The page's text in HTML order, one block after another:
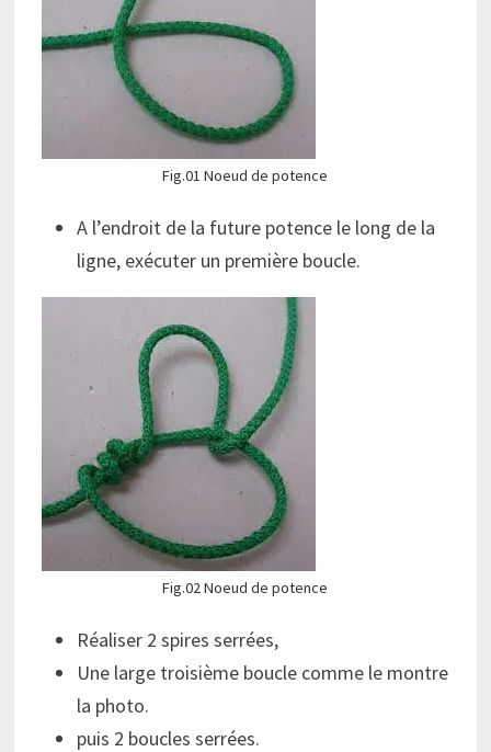
Fig.01 Noeud de potence
A l’endroit de la future potence le long de la
ligne, exécuter un première boucle.
Fig.02 Noeud de potence
Réaliser 2 spires serrées,
Une large troisième boucle comme le montre
la photo.
puis 2 boucles serrées.